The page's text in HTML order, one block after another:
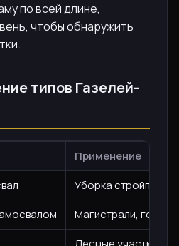
по всей длине,
чтобы обнаружить
типов Газелей-
Применение
Уборка
Магистрали,